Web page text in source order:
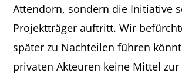
Attendorn, sondern die Initiative
Projektträger auftritt. Wir
später zu Nachteilen führen
privaten Akteuren keine Mittel zur